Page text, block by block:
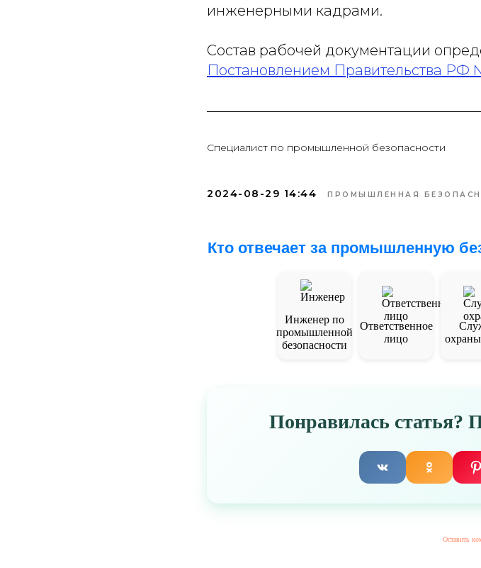
инженерными кадрами.
Состав рабочей документации
Постановлением Правительства РФ
Специалист по промышленной безопасности
2024-08-29 14:44 ПРОМЫШЛЕННАЯ
Кто отвечает за промышленную
Инженер по
промышленной
безопасности
Ответственное
лицо
охраны
Понравилась статья?
Оставить